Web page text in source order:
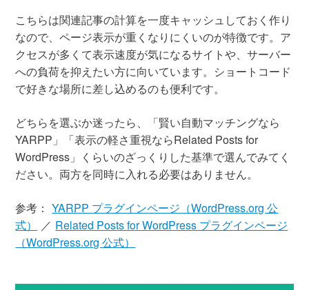
こちらは関連記事の計算を一度キャッシュしておく作り
なので、ページ表示が重くなりにくいのが特徴です。ア
クセスが多くて表示速度が気になるサイトや、サーバー
への負荷を抑えたい方に向いています。ショートコード
で好きな場所に差し込めるのも便利です。
どちらを選ぶか迷ったら、「賢い自動マッチングなら
YARPP」「表示の軽さ重視ならRelated Posts for
WordPress」くらいのざっくりした基準で選んでみてく
ださい。両方を同時に入れる必要はありません。
参考： YARPP プラグインページ（WordPress.org 公
式）
／ Related Posts for WordPress プラグインページ
（WordPress.org 公式）